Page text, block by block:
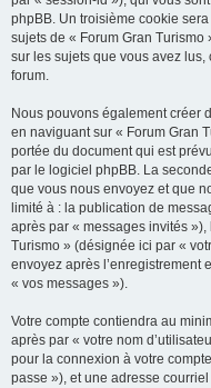
phpBB. Un troisième cookie
sujets de « Forum Gran
sur les sujets que vous avez
forum.
Nous pouvons également créer
en naviguant sur « Forum Gran
portée du document qui est
par le logiciel phpBB. La
que vous nous envoyez et que
limité à : la publication de
après par « messages invités »),
Turismo » (désignée ici par «
envoyez après l’enregistrement
« vos messages »).
Votre compte contiendra au
après par « votre nom
pour la connexion à votre
passe »), et une adresse